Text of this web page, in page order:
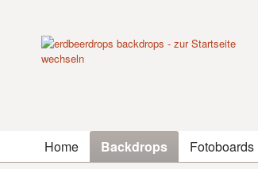
Home Backdrops Fotoboards